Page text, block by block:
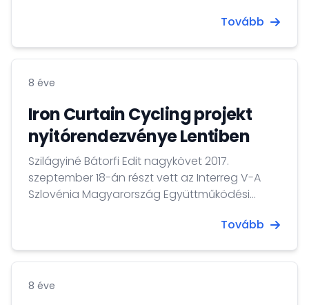
Tovább
8 éve
Iron Curtain Cycling projekt
nyitórendezvénye Lentiben
Szilágyiné Bátorfi Edit nagykövet 2017.
szeptember 18-án részt vett az Interreg V-A
Szlovénia Magyarország Együttműködési
"Iron Curtain Cycling - Közös kerékpáros
Vasfüggöny által kettészakított határtérség
nyitórendezvényén.
Tovább
8 éve